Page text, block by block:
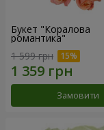
Букет "Коралова
романтика"
1 599 грн
Замовити